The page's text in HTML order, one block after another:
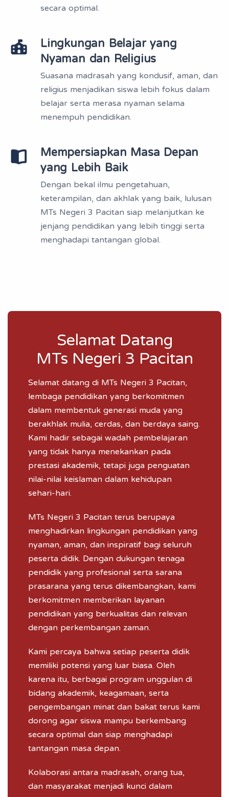
secara optimal.
Lingkungan Belajar yang
Nyaman dan Religius
Suasana madrasah yang kondusif, aman, dan
religius menjadikan siswa lebih fokus dalam
belajar serta merasa nyaman selama
menempuh pendidikan.
Mempersiapkan Masa Depan
yang Lebih Baik
Dengan bekal ilmu pengetahuan,
keterampilan, dan akhlak yang baik, lulusan
MTs Negeri 3 Pacitan siap melanjutkan ke
jenjang pendidikan yang lebih tinggi serta
menghadapi tantangan global.
Selamat Datang
MTs Negeri 3 Pacitan
Selamat datang di MTs Negeri 3 Pacitan,
lembaga pendidikan yang berkomitmen
dalam membentuk generasi muda yang
berakhlak mulia, cerdas, dan berdaya saing.
Kami hadir sebagai wadah pembelajaran
yang tidak hanya menekankan pada
prestasi akademik, tetapi juga penguatan
nilai-nilai keislaman dalam kehidupan
sehari-hari.
MTs Negeri 3 Pacitan terus berupaya
menghadirkan lingkungan pendidikan yang
nyaman, aman, dan inspiratif bagi seluruh
peserta didik. Dengan dukungan tenaga
pendidik yang profesional serta sarana
prasarana yang terus dikembangkan, kami
berkomitmen memberikan layanan
pendidikan yang berkualitas dan relevan
dengan perkembangan zaman.
Kami percaya bahwa setiap peserta didik
memiliki potensi yang luar biasa. Oleh
karena itu, berbagai program unggulan di
bidang akademik, keagamaan, serta
pengembangan minat dan bakat terus kami
dorong agar siswa mampu berkembang
secara optimal dan siap menghadapi
tantangan masa depan.
Kolaborasi antara madrasah, orang tua,
dan masyarakat menjadi kunci dalam